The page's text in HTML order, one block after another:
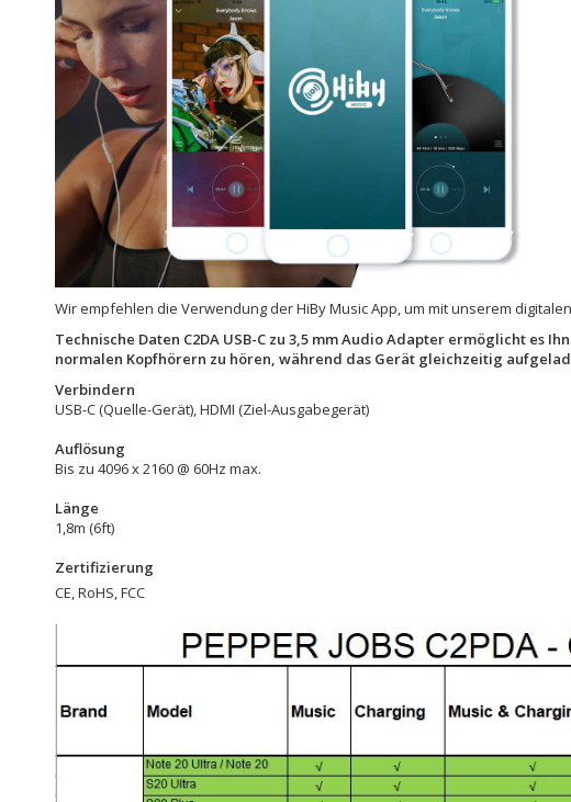
Wir empfehlen die Verwendung der HiBy Music App, um mit unserem
Technische Daten C2DA USB-C zu 3,5 mm Audio Adapter ermöglicht es
normalen Kopfhörern zu hören, während das Gerät gleichzeitig
Verbindern
USB-C (Quelle-Gerät), HDMI (Ziel-Ausgabegerät)
Auflösung
Bis zu 4096 x 2160 @ 60Hz max.
Länge
1,8m (6ft)
Zertifizierung
CE, RoHS, FCC